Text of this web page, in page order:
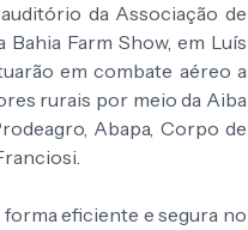
da Associação de
Farm Show, em Luís
em combate aéreo a
rurais por meio da Aiba
Abapa, Corpo de
eficiente e segura no